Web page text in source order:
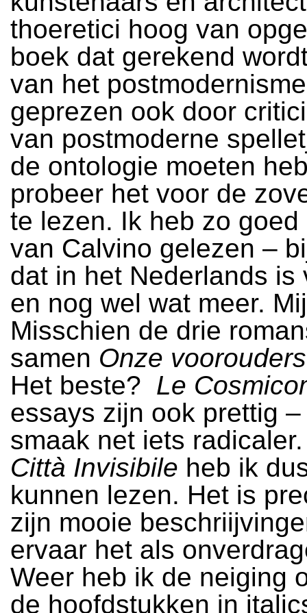
thoeretici hoog van
boek dat gerekend
van het
geprezen ook door
van postmoderne
de ontologie moeten
probeer het voor de
te lezen. Ik heb zo
van Calvino gelezen –
dat in het Nederlands is
en nog wel wat meer.
Misschien de drie
samen Onze voorouders
Het beste? Le
essays zijn ook prettig
smaak net iets
Città Invisibile heb ik
kunnen lezen. Het is
zijn mooie
ervaar het als
Weer heb ik de neiging
de hoofdstukken in